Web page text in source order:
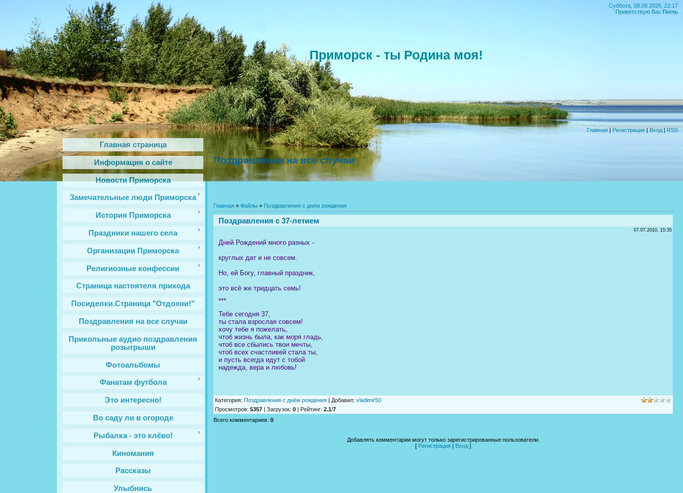
Суббота, 08.08.2026, 22:17
Приветствую Вас Гость
Приморск - ты Родина моя!
Главная|Регистрация|Вход|RSS
Главная страница
Информация о сайте
Новости Приморска
Замечательные люди Приморска
История Приморска
Праздники нашего села
Организации Приморска
Религиозные конфессии
Cтраница настоятеля прихода
Посиделки.Страница "Отдохни!"
Поздравления на все случаи
Прикольные аудио поздравления
розыгрыши
Фотоальбомы
Фанатам футбола
Это интересно!
Во саду ли в огороде
Рыбалка - это клёво!
Киномания
Рассказы
Улыбнись
Поздравления на все случаи
Главная » Файлы » Поздравления с днём рождения
Поздравления с 37-летием
07.07.2010, 15:35
Дней Рождений много разных -
круглых дат и не совсем.
Но, ей Богу, главный праздник,
это всё же тридцать семь!
***
Тебе сегодня 37,
ты стала взрослая совсем!
хочу тебе я пожелать,
чтоб жизнь была, как моря гладь,
чтоб все сбылись твои мечты,
чтоб всех счастливей стала ты,
и пусть всегда идут с тобой
надежда, вера и любовь!
Категория: Поздравления с днём рождения | Добавил: vladimir50
Просмотров: 5357 | Загрузок: 0 | Рейтинг: 2.1/7
Всего комментариев: 0
Добавлять комментарии могут только зарегистрированные пользователи.
[ Регистрация | Вход ]